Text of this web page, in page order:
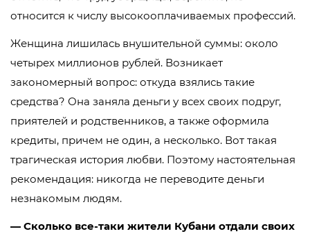
относится к числу высокооплачиваемых профессий.
Женщина лишилась внушительной суммы: около
четырех миллионов рублей. Возникает
закономерный вопрос: откуда взялись такие
средства? Она заняла деньги у всех своих подруг,
приятелей и родственников, а также оформила
кредиты, причем не один, а несколько. Вот такая
трагическая история любви. Поэтому настоятельная
рекомендация: никогда не переводите деньги
незнакомым людям.
— Сколько все-таки жители Кубани отдали своих